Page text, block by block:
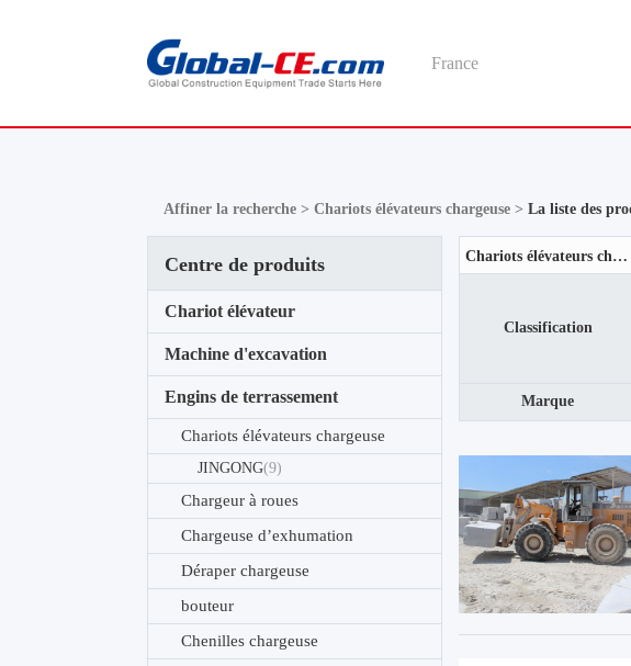
France
Affiner la recherche >Chariots élévateurs chargeuse >La liste des
Centre de produits
Chariot élévateur
Machine d'excavation
Engins de terrassement
Chariots élévateurs chargeuse
JINGONG(9)
Chargeur à roues
Chargeuse d’exhumation
Déraper chargeuse
bouteur
Chenilles chargeuse
Chariots élévateurs chargeuse
Classification
Marque